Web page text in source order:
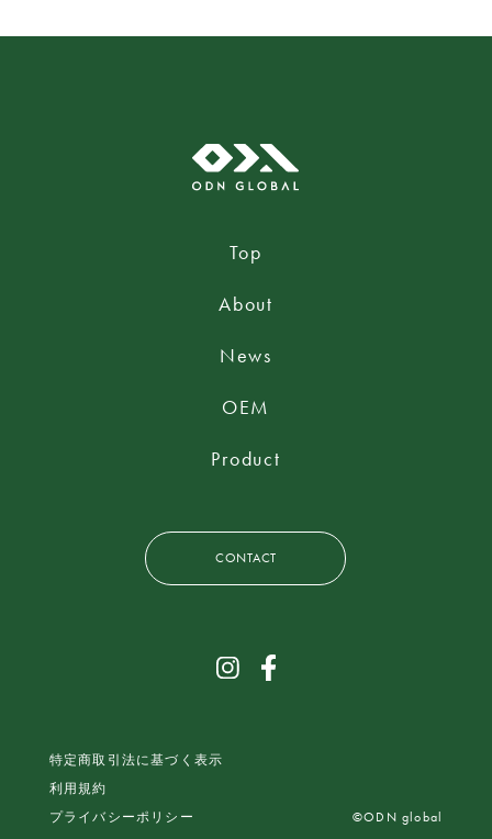
Top
About
News
OEM
Product
CONTACT
特定商取引法に基づく表示
利用規約
プライバシーポリシー
©ODN global